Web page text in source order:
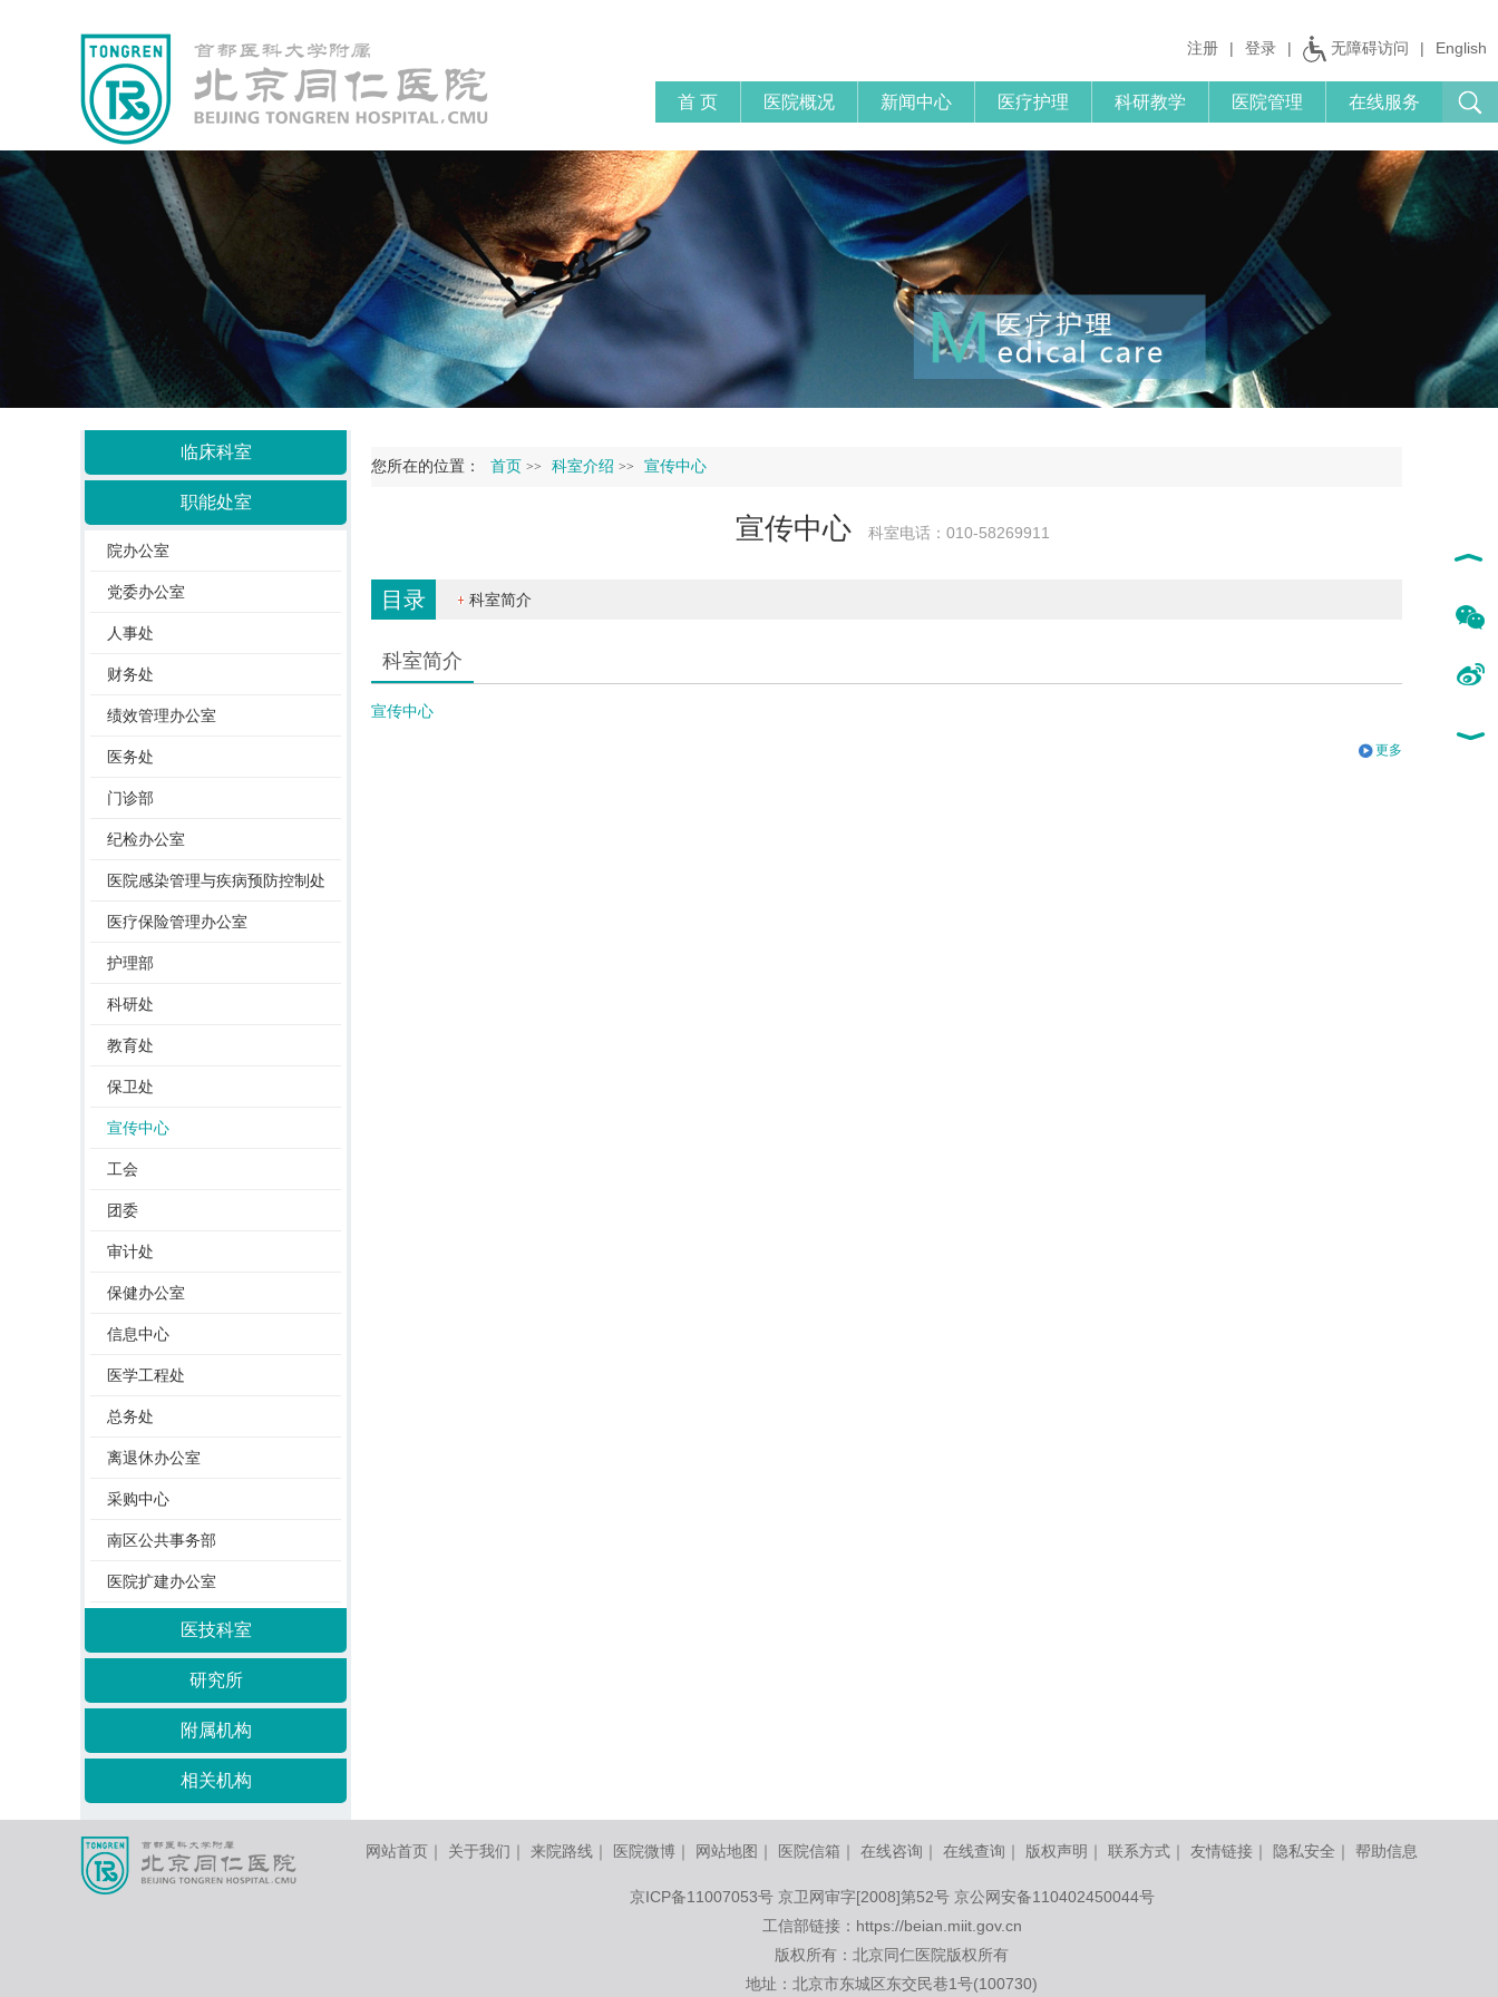
注册 | 登录 | 无障碍访问 | English
首 页 医院概况 新闻中心 医疗护理 科研教学 医院管理 在线服务
您所在的位置： 首页 >> 科室介绍 >> 宣传中心
宣传中心 科室电话：010-58269911
目录 科室简介
科室简介
宣传中心
更多
临床科室
职能处室
院办公室
党委办公室
人事处
财务处
绩效管理办公室
医务处
门诊部
纪检办公室
医院感染管理与疾病预防控制处
医疗保险管理办公室
护理部
科研处
教育处
保卫处
宣传中心
工会
团委
审计处
保健办公室
信息中心
医学工程处
总务处
离退休办公室
采购中心
南区公共事务部
医院扩建办公室
医技科室
研究所
附属机构
相关机构
网站首页 ｜ 关于我们 ｜ 来院路线 ｜ 医院微博 ｜ 网站地图 ｜ 医院信箱 ｜ 在线咨询 ｜ 在线查询 ｜ 版权声明 ｜ 联系方式 ｜ 友情链接 ｜ 隐私安全 ｜ 帮助信息
京ICP备11007053号 京卫网审字[2008]第52号 京公网安备110402450044号
工信部链接： https://beian.miit.gov.cn
版权所有：北京同仁医院版权所有
地址：北京市东城区东交民巷1号(100730)